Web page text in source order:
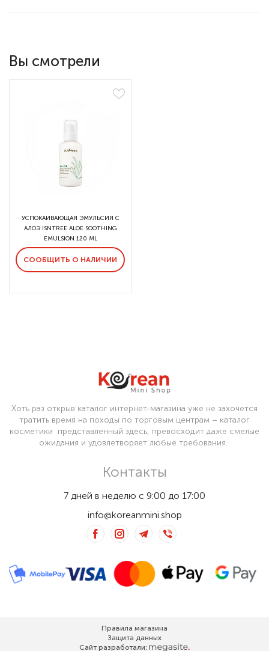
Вы смотрели
УСПОКАИВАЮЩАЯ ЭМУЛЬСИЯ С
АЛОЭ ISNTREE ALOE SOOTHING
EMULSION 120 ML
СООБЩИТЬ О НАЛИЧИИ
Хоть раз открыв каталог интернет-магазина уже не захочется
тратить время на походы по торговым центрам – каталог
косметики представленный здесь, превосходит даже смелые
ожидания и удовлетворяет любые требования.
Контакты
7 дней в неделю с 9:00 до 17:00
info@koreanmini.shop
Правила магазина
Защита данных
Сайт разработали: